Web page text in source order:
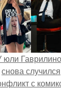
юли
снова случился
с